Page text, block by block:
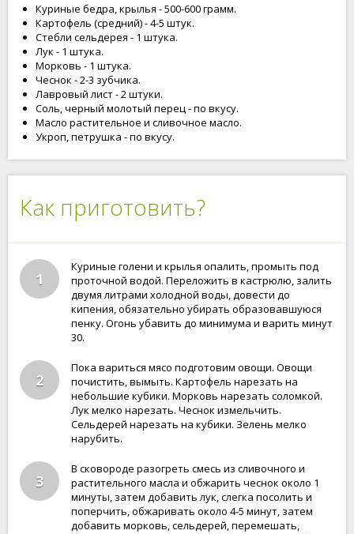
Куриные бедра, крылья - 500-600 грамм.
Картофель (средний) - 4-5 штук.
Стебли сельдерея - 1 штука.
Лук - 1 штука.
Морковь - 1 штука.
Чеснок - 2-3 зубчика.
Лавровый лист - 2 штуки.
Соль, черный молотый перец - по вкусу.
Масло растительное и сливочное масло.
Укроп, петрушка - по вкусу.
Как приготовить?
1
Куриные голени и крылья опалить, промыть под
проточной водой. Переложить в кастрюлю, залить
двумя литрами холодной воды, довести до
кипения, обязательно убирать образовавшуюся
пенку. Огонь убавить до минимума и варить минут
30.
2
Пока вариться мясо подготовим овощи. Овощи
почистить, вымыть. Картофель нарезать на
небольшие кубики. Морковь нарезать соломкой.
Лук мелко нарезать. Чеснок измельчить.
Сельдерей нарезать на кубики. Зелень мелко
нарубить.
3
В сковороде разогреть смесь из сливочного и
растительного масла и обжарить чеснок около 1
минуты, затем добавить лук, слегка посолить и
поперчить, обжаривать около 4-5 минут, затем
добавить морковь, сельдерей, перемешать,